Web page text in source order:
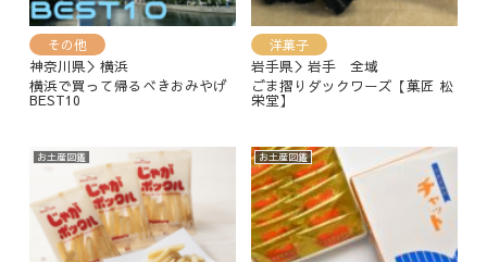
その他
神奈川県＞横浜
横浜で買って帰るべきおみやげ
BEST10
洋菓子
岩手県＞岩手 全域
ごま摺りダックワーズ【菓匠 松
栄堂】
お土産図鑑 お土産図鑑